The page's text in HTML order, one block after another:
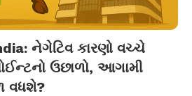
નેગેટિવ કારણો વચ્ચે
ઉછાળો, આગામી
વધશે?